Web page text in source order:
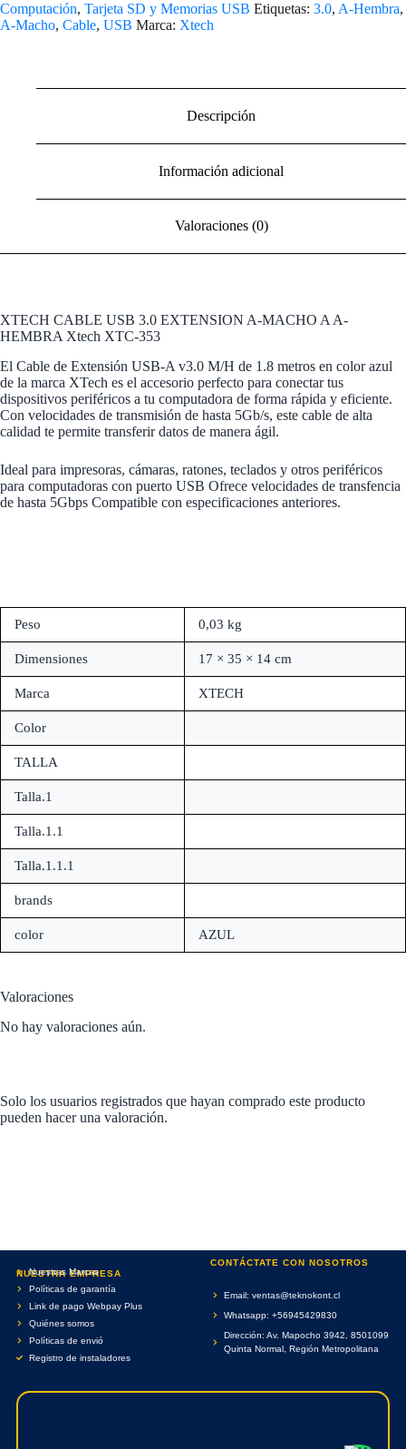
Computación, Tarjeta SD y Memorias USB Etiquetas: 3.0, A-Hembra,
A-Macho, Cable, USB Marca: Xtech
Descripción
Información adicional
Valoraciones (0)
XTECH CABLE USB 3.0 EXTENSION A-MACHO A A-
HEMBRA Xtech XTC-353
El Cable de Extensión USB-A v3.0 M/H de 1.8 metros en color azul
de la marca XTech es el accesorio perfecto para conectar tus
dispositivos periféricos a tu computadora de forma rápida y eficiente.
Con velocidades de transmisión de hasta 5Gb/s, este cable de alta
calidad te permite transferir datos de manera ágil.
Ideal para impresoras, cámaras, ratones, teclados y otros periféricos
para computadoras con puerto USB Ofrece velocidades de transfencia
de hasta 5Gbps Compatible con especificaciones anteriores.
Peso 0,03 kg
Dimensiones 17 × 35 × 14 cm
Marca XTECH
Color
TALLA
Talla.1
Talla.1.1
Talla.1.1.1
brands
color AZUL
Valoraciones
No hay valoraciones aún.
Solo los usuarios registrados que hayan comprado este producto
pueden hacer una valoración.
NUESTRA EMPRESA
Nuestras Marcas
Políticas de garantía
Link de pago Webpay Plus
Quiénes somos
Políticas de envió
Registro de instaladores
CONTÁCTATE CON NOSOTROS
Email: ventas@teknokont.cl
Whatsapp: +56945429830
Dirección: Av. Mapocho 3942, 8501099
Quinta Normal, Región Metropolitana